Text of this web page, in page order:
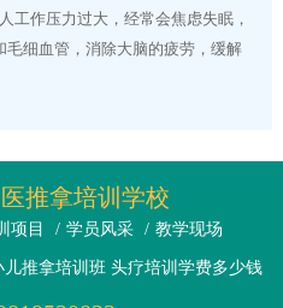
工作压力过大，经常会焦虑失眠，
细血管，消除大脑的疲劳，缓解
推拿培训学校
项目 / 学员风采 / 教学现场
推拿培训班 头疗培训学费多少钱